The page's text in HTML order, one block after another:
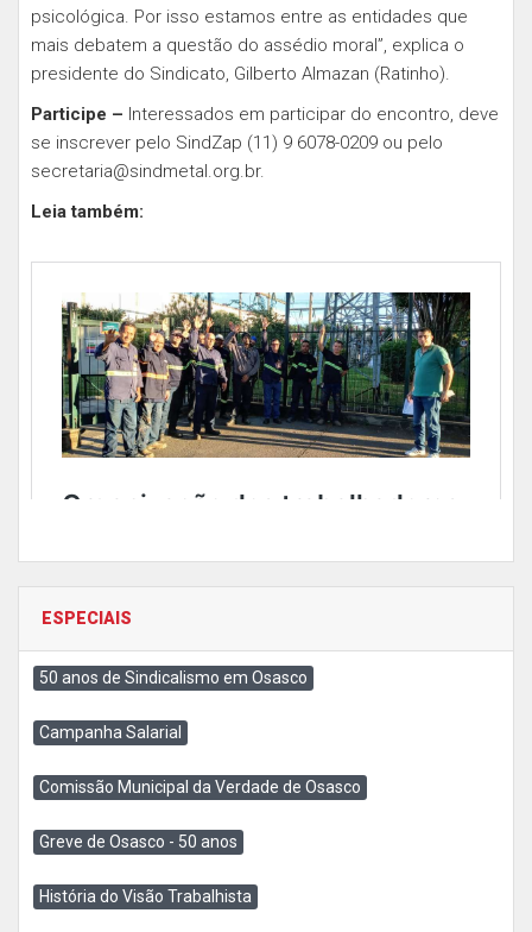
psicológica. Por isso estamos entre as entidades que
mais debatem a questão do assédio moral”, explica o
presidente do Sindicato, Gilberto Almazan (Ratinho).
Participe – Interessados em participar do encontro, deve
se inscrever pelo SindZap (11) 9 6078-0209 ou pelo
secretaria@sindmetal.org.br.
Leia também:
ESPECIAIS
50 anos de Sindicalismo em Osasco
Campanha Salarial
Comissão Municipal da Verdade de Osasco
Greve de Osasco - 50 anos
História do Visão Trabalhista